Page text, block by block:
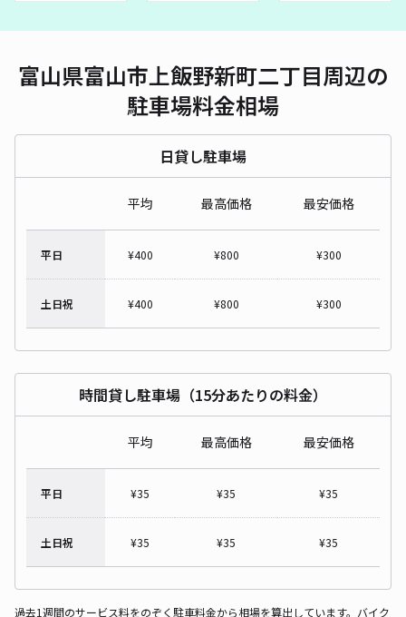
富山県富山市上飯野新町二丁目周辺の
駐車場料金相場
日貸し駐車場
平均 最高価格 最安価格
平日 ¥400 ¥800 ¥300
土日祝 ¥400 ¥800 ¥300
時間貸し駐車場（15分あたりの料金）
平均 最高価格 最安価格
平日 ¥35 ¥35 ¥35
土日祝 ¥35 ¥35 ¥35
過去1週間のサービス料をのぞく駐車料金から相場を算出しています。バイク